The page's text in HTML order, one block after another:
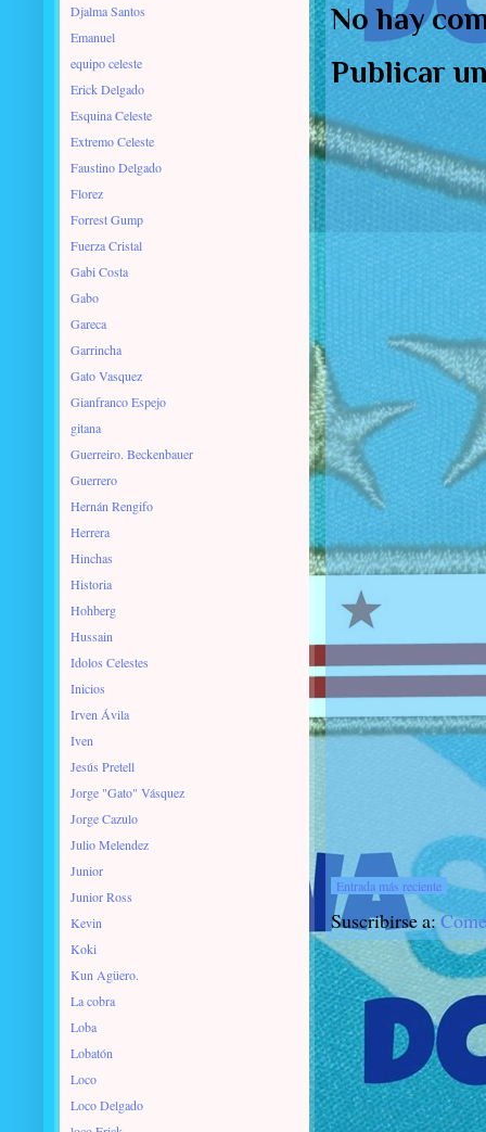
No hay
Publicar
Entrada más reciente
Suscribirse a:
Djalma Santos
Emanuel
equipo celeste
Erick Delgado
Esquina Celeste
Extremo Celeste
Faustino Delgado
Florez
Forrest Gump
Fuerza Cristal
Gabi Costa
Gabo
Gareca
Garrincha
Gato Vasquez
Gianfranco Espejo
gitana
Guerreiro. Beckenbauer
Guerrero
Hernán Rengifo
Herrera
Hinchas
Historia
Hohberg
Hussain
Idolos Celestes
Inicios
Irven Ávila
Iven
Jesús Pretell
Jorge "Gato" Vásquez
Jorge Cazulo
Julio Melendez
Junior
Junior Ross
Kevin
Koki
Kun Agüero.
La cobra
Loba
Lobatón
Loco
Loco Delgado